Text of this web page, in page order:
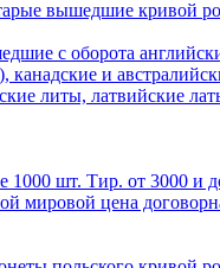
с оборота
и
литы, латвийские
шт. Тир. от 3000 и
мировой цена